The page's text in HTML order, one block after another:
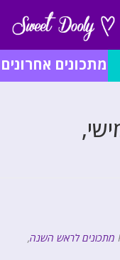
מתכונים אחרונים
מתכונים לראש השנה,